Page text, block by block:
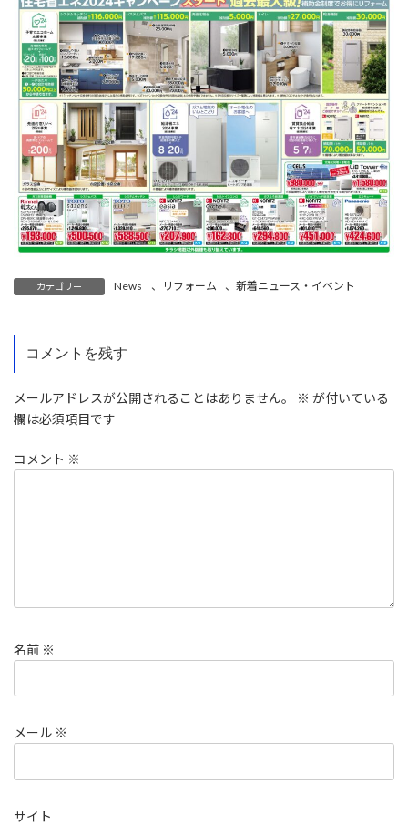
カテゴリー News 、 リフォーム 、新着ニュース・イベント
コメントを残す
メールアドレスが公開されることはありません。 ※ が付いている
欄は必須項目です
コメント ※
名前 ※
メール ※
サイト